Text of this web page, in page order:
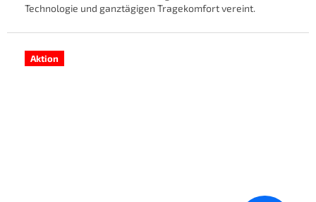
Technologie und ganztägigen Tragekomfort vereint.
Aktion